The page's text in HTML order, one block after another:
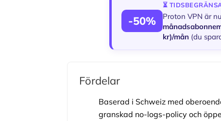
-50%
⏳
Proton VPN är
kr)/mån (du
Fördelar
Baserad i Schweiz med
granskad no-logs-policy och